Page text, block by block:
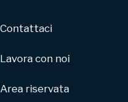
Contattaci
Lavora con noi
Area riservata